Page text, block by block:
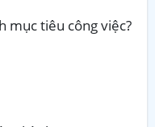
mục tiêu công việc?